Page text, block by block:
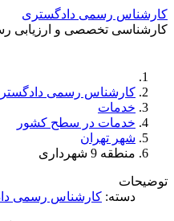
کارشناس رسمی دادگستری
کارشناسی تخصصی و ارزیابی
کارشناس رسمی
خدمات
خدمات در سطح کشور
شهر تهران
منطقه 9 شهرداری
توضیحات
دسته:کارشناس رسمی